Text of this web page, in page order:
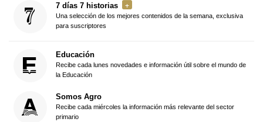
7 días 7 historias
Una selección de los mejores contenidos de la semana, exclusiva
para suscriptores
Educación
Recibe cada lunes novedades e información útil sobre el mundo de
la Educación
Somos Agro
Recibe cada miércoles la información más relevante del sector
primario